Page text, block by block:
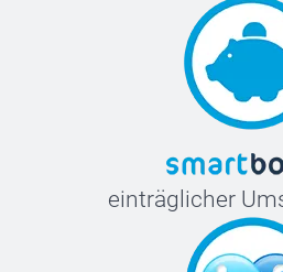
einträglicher